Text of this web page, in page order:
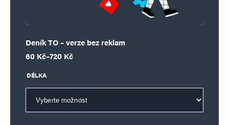
Deník TO – verze bez reklam
60 Kč–720 Kč
Rozpětí cen: 60 Kč až 720 Kč
DÉLKA